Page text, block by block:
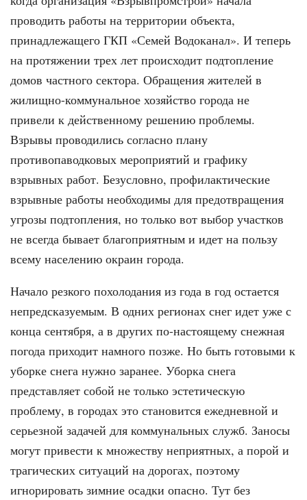
проводить работы на территории объекта,
принадлежащего ГКП «Семей Водоканал». И теперь
на протяжении трех лет происходит подтопление
домов частного сектора. Обращения жителей в
жилищно-коммунальное хозяйство города не
привели к действенному решению проблемы.
Взрывы проводились согласно плану
противопаводковых мероприятий и графику
взрывных работ. Безусловно, профилактические
взрывные работы необходимы для предотвращения
угрозы подтопления, но только вот выбор участков
не всегда бывает благоприятным и идет на пользу
всему населению окраин города.
Начало резкого похолодания из года в год остается
непредсказуемым. В одних регионах снег идет уже с
конца сентября, а в других по-настоящему снежная
погода приходит намного позже. Но быть готовыми к
уборке снега нужно заранее. Уборка снега
представляет собой не только эстетическую
проблему, в городах это становится ежедневной и
серьезной задачей для коммунальных служб. Заносы
могут привести к множеству неприятных, а порой и
трагических ситуаций на дорогах, поэтому
игнорировать зимние осадки опасно. Тут без